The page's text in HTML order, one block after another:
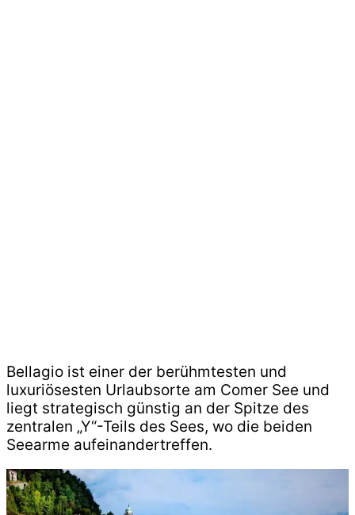
Bellagio ist einer der berühmtesten und
luxuriösesten Urlaubsorte am Comer See und
liegt strategisch günstig an der Spitze des
zentralen „Y“-Teils des Sees, wo die beiden
Seearme aufeinandertreffen.